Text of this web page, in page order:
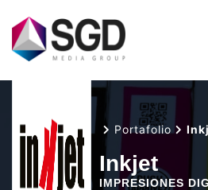
Inicio
Portafolio
Inkjet
IMPRESIONES